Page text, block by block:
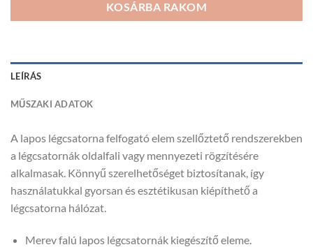
KOSÁRBA RAKOM
LEÍRÁS
MŰSZAKI ADATOK
A lapos légcsatorna felfogató elem szellőztető rendszerekben
a légcsatornák oldalfali vagy mennyezeti rögzítésére
alkalmasak. Könnyű szerelhetőséget biztosítanak, így
használatukkal gyorsan és esztétikusan kiépíthető a
légcsatorna hálózat.
Merev falú lapos légcsatornák kiegészítő eleme.